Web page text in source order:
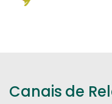
Canais de